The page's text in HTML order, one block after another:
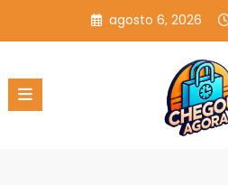
o
agosto 6, 2026